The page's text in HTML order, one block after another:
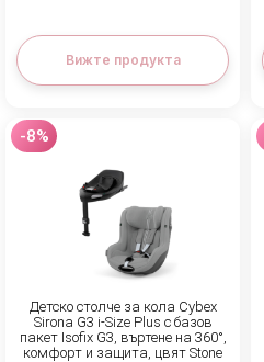
Вижте продукта
Детско столче за кола Cybex
Sirona G3 i-Size Plus с базов
пакет Isofix G3, въртене на 360°,
комфорт и защита, цвят Stone
-8%